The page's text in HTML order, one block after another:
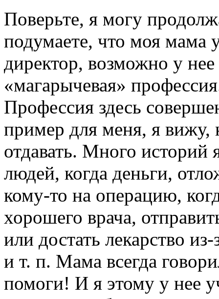
Поверьте, я могу
подумаете, что моя мама
директор, возможно у
«магарычевая»
Профессия здесь
пример для меня, я вижу,
отдавать. Много историй
людей, когда деньги,
кому-то на операцию,
хорошего врача,
или достать лекарство из-
и т. п. Мама всегда
помоги! И я этому у нее